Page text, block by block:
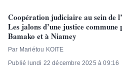
Coopération judiciaire au sein de
Les jalons d’une justice commune
Bamako et à Niamey
Par Mariétou KOITE
Publié lundi 22 décembre 2025 à 09:16